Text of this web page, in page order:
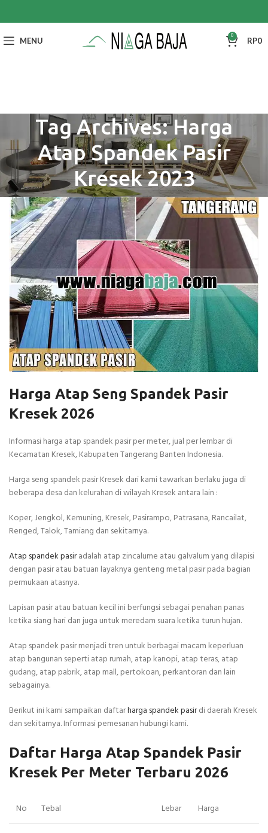
MENU 0 RP0
Tag Archives: Harga
Atap Spandek Pasir
Kresek 2023
Harga Atap Seng Spandek Pasir
Kresek 2026
Informasi harga atap spandek pasir per meter, jual per lembar di
Kecamatan Kresek, Kabupaten Tangerang Banten Indonesia.
Harga seng spandek pasir Kresek dari kami tawarkan berlaku juga di
beberapa desa dan kelurahan di wilayah Kresek antara lain :
Koper, Jengkol, Kemuning, Kresek, Pasirampo, Patrasana, Rancailat,
Renged, Talok, Tamiang dan sekitarnya.
Atap spandek pasiradalah atap zincalume atau galvalum yang dilapisi
dengan pasir atau batuan layaknya genteng metal pasir pada bagian
permukaan atasnya.
Lapisan pasir atau batuan kecil ini berfungsi sebagai penahan panas
ketika siang hari dan juga untuk meredam suara ketika turun hujan.
Atap spandek pasir menjadi tren untuk berbagai macam keperluan
atap bangunan seperti atap rumah, atap kanopi, atap teras, atap
gudang, atap pabrik, atap mall, pertokoan, perkantoran dan lain
sebagainya.
Berikut ini kami sampaikan daftarharga spandek pasirdi daerah Kresek
dan sekitarnya. Informasi pemesanan hubungi kami.
Daftar Harga Atap Spandek Pasir
Kresek Per Meter Terbaru 2026
No Tebal Lebar Harga